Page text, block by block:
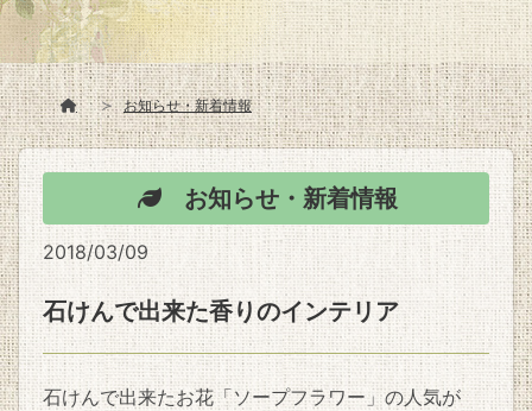
お知らせ・新着情報
お知らせ・新着情報
2018/03/09
石けんで出来た香りのインテリア
石けんで出来たお花「ソープフラワー」の人気が